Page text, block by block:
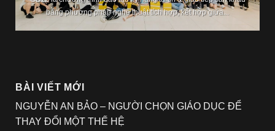
6,500,000 ₫.là:
4,500,000 ₫.
bằng phương pháp nghệ thuật tích hợp, kết hợp giữa...
BÀI VIẾT MỚI
NGUYỄN AN BẢO – NGƯỜI CHỌN GIÁO DỤC ĐỂ
THAY ĐỔI MỘT THẾ HỆ